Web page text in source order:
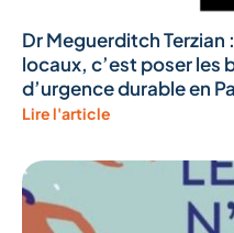
Dr Meguerditch Terzian
locaux, c’est poser les
d’urgence durable en
Lire l'article